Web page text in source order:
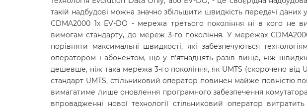
такій надбудові можна значно збільшити швидкість передачі
CDMA2000 1x EV-DO - мережа третього покоління ні в кого не
вимогам стандарту, до мереж 3-го покоління. У мережах
порівняти максимальні швидкості, які забезпечуються
оператором і абонентом, що у п'ятнадцять разів вище, ніж
дешевше, ніж така мережа 3-го покоління, як UMTS (скорочено
стандарт UMTS, стільниковий оператор повинен майже повністю
вимагатиме лише оновлення програмного забезпечення
впровадженні нової технології стільниковий оператор